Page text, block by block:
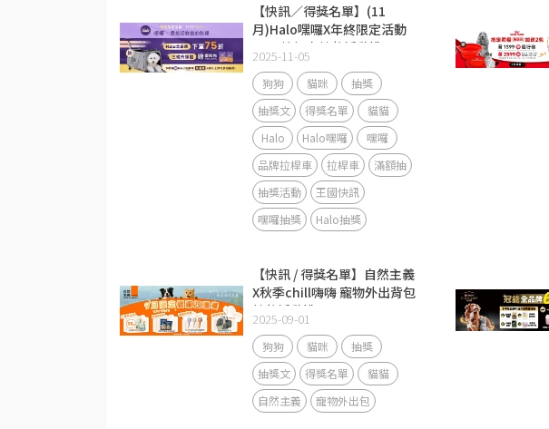
【快訊／得獎名單】(11
月)Halo嘿囉X年終限定活動
Halo拉桿車抽獎活動說明
2025-11-05
狗狗 貓咪
抽獎
抽獎文
得獎名單
貓貓
Halo
Halo嘿囉
嘿囉
品牌拉桿車
拉桿車
滿額抽
抽獎活動
王國快訊
嘿囉抽獎
Halo抽獎
【快訊 / 得獎名單】自然主義
X秋季chill嗨嗨 寵物外出背包
抽獎活動說明
2025-09-01
狗狗 貓咪
抽獎
抽獎文
得獎名單
貓貓
自然主義
寵物外出包